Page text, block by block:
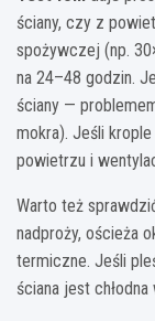
ściany, czy z
spożywczej (np.
na 24–48 godzin.
ściany —
mokra). Jeśli
powietrzu i
Warto też
nadproży, ościeża
termiczne. Jeśli
ściana jest